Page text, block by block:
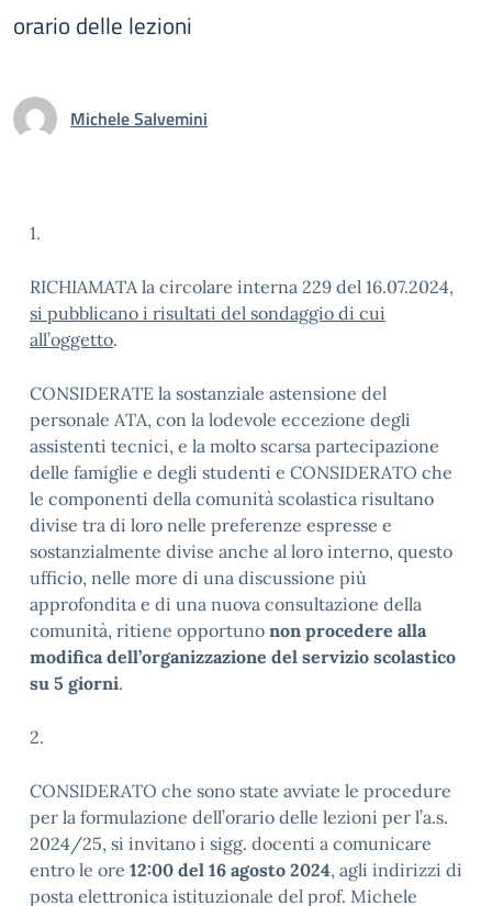
orario delle lezioni
Michele Salvemini
1.
RICHIAMATA la circolare interna 229 del 16.07.2024,
si pubblicano i risultati del sondaggio di cui
all’oggetto.
CONSIDERATE la sostanziale astensione del
personale ATA, con la lodevole eccezione degli
assistenti tecnici, e la molto scarsa partecipazione
delle famiglie e degli studenti e CONSIDERATO che
le componenti della comunità scolastica risultano
divise tra di loro nelle preferenze espresse e
sostanzialmente divise anche al loro interno, questo
ufficio, nelle more di una discussione più
approfondita e di una nuova consultazione della
comunità, ritiene opportuno non procedere alla
modifica dell’organizzazione del servizio scolastico
su 5 giorni.
2.
CONSIDERATO che sono state avviate le procedure
per la formulazione dell’orario delle lezioni per l’a.s.
2024/25, si invitano i sigg. docenti a comunicare
entro le ore 12:00 del 16 agosto 2024, agli indirizzi di
posta elettronica istituzionale del prof. Michele